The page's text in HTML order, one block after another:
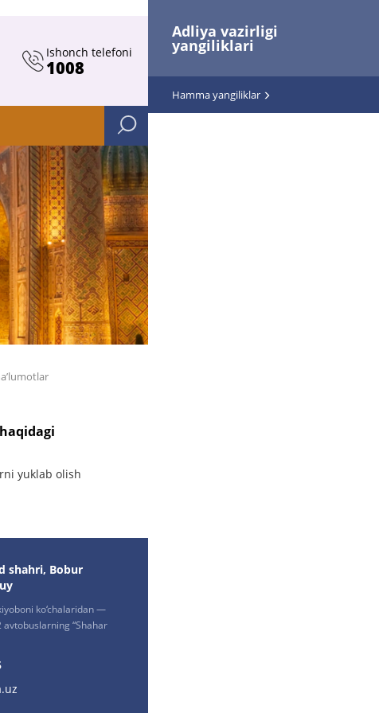
Adliya vazirligi
yangiliklari
Hamma yangiliklar
Ishonch telefoni
1008
yuklab olish
shahri, Bobur
ko‘chalaridan —
“Shahar